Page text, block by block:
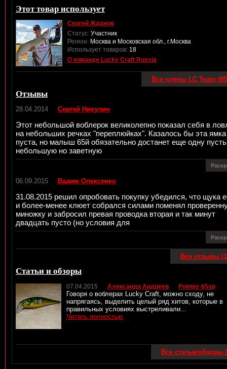
Этот товар использует
Сергей Жданов
Статус: Участник
Регион: Москва и Московская обл., г.Москва
Использует товаров: 18
О команде Lucky Craft Russia
Все члены LC Team
Отзывы
28.04.2014 Сергей Никулин
Этот небольшой воблерок великолепно показал себя в
на небольших речках "переплюйках". Казалось бы эта
пуста, но малыш 65й обязательно достанет еще одну
небольшую но заветную
06.09.2015 Вадим Олексенко
31.08.2015 решил опробовать покупку убедился, что щука
и более-менее клюет собрался силами поменял
миножку и забросил превая проводка вторая и так минут
двадцать пусто (но условия для
Все отзывы
Статьи и обзоры
07.04.2015 Александр Андреев Pointer-65sp
Говоря о воблерах Lucky Craft, можно сходу, не
напрягаясь, выделить целый ряд хитов, которые в
правильных условиях выстреливали...
Читать полностью
Все статьи/обзоры